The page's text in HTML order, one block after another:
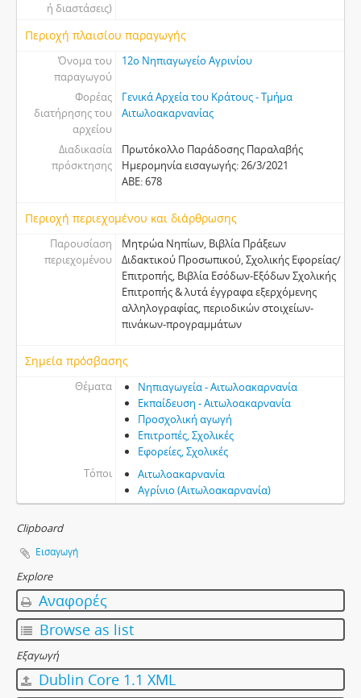
ή διαστάσεις)
Περιοχή πλαισίου παραγωγής
Όνομα του
παραγωγού
12ο Νηπιαγωγείο Αγρινίου
Φορέας
διατήρησης του
αρχείου
Γενικά Αρχεία του Κράτους - Τμήμα
Αιτωλοακαρνανίας
Διαδικασία
πρόσκτησης
Πρωτόκολλο Παράδοσης Παραλαβής
Ημερομηνία εισαγωγής: 26/3/2021
ΑΒΕ: 678
Περιοχή περιεχομένου και διάρθρωσης
Παρουσίαση
περιεχομένου
Μητρώα Νηπίων, Βιβλία Πράξεων
Διδακτικού Προσωπικού, Σχολικής Εφορείας/
Επιτροπής, Βιβλία Εσόδων-Εξόδων Σχολικής
Επιτροπής & λυτά έγγραφα εξερχόμενης
αλληλογραφίας, περιοδικών στοιχείων-
πινάκων-προγραμμάτων
Σημεία πρόσβασης
Θέματα
Νηπιαγωγεία - Αιτωλοακαρνανία
Εκπαίδευση - Αιτωλοακαρνανία
Προσχολική αγωγή
Επιτροπές, Σχολικές
Εφορείες, Σχολικές
Τόποι
Αιτωλοακαρνανία
Αγρίνιο (Αιτωλοακαρνανία)
Clipboard
Εισαγωγή
Explore
Αναφορές
Browse as list
Εξαγωγή
Dublin Core 1.1 XML